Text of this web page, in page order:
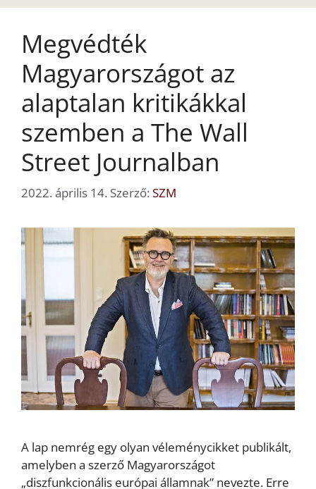
Megvédték
Magyarországot az
alaptalan kritikákkal
szemben a The Wall
Street Journalban
2022. április 14. Szerző: SZM
A lap nemrég egy olyan véleménycikket publikált,
amelyben a szerző Magyarországot
„diszfunkcionális európai államnak” nevezte. Erre